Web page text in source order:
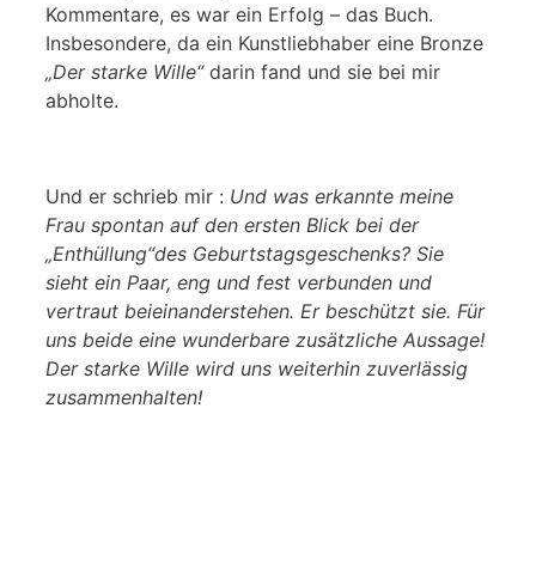
Kommentare, es war ein Erfolg – das Buch.
Insbesondere, da ein Kunstliebhaber eine Bronze
„Der starke Wille“ darin fand und sie bei mir
abholte.
Und er schrieb mir : Und was erkannte meine
Frau spontan auf den ersten Blick bei der
„Enthüllung“des Geburtstagsgeschenks? Sie
sieht ein Paar, eng und fest verbunden und
vertraut beieinanderstehen. Er beschützt sie. Für
uns beide eine wunderbare zusätzliche Aussage!
Der starke Wille wird uns weiterhin zuverlässig
zusammenhalten!